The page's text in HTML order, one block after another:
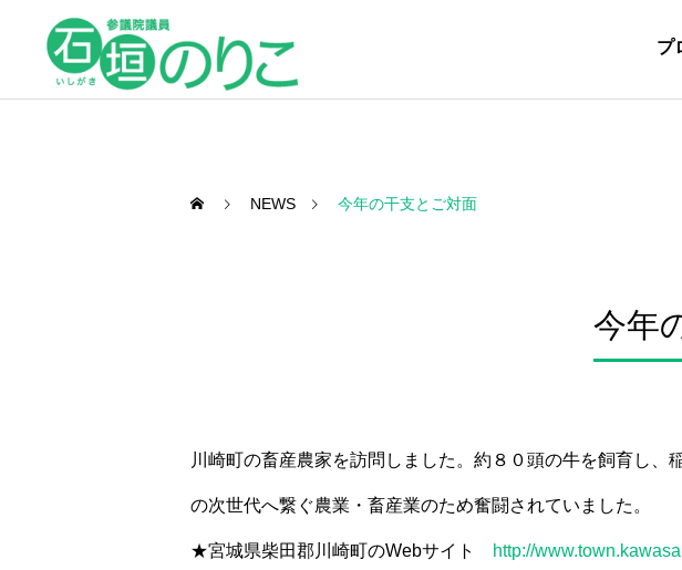
プ
NEWS 今年の干支とご対面
今年
川崎町の畜産農家を訪問しました。約８０頭の牛を飼育し
の次世代へ繋ぐ農業・畜産業のため奮闘されていました。
★宮城県柴田郡川崎町のWebサイト http://